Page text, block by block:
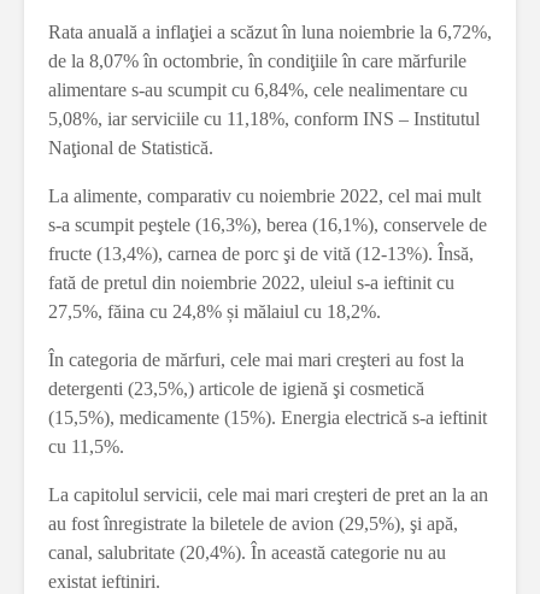
Rata anuală a inflaţiei a scăzut în luna noiembrie la 6,72%,
de la 8,07% în octombrie, în condiţiile în care mărfurile
alimentare s-au scumpit cu 6,84%, cele nealimentare cu
5,08%, iar serviciile cu 11,18%, conform INS – Institutul
Naţional de Statistică.
La alimente, comparativ cu noiembrie 2022, cel mai mult
s-a scumpit peştele (16,3%), berea (16,1%), conservele de
fructe (13,4%), carnea de porc şi de vită (12-13%). Însă,
fată de pretul din noiembrie 2022, uleiul s-a ieftinit cu
27,5%, făina cu 24,8% și mălaiul cu 18,2%.
În categoria de mărfuri, cele mai mari creşteri au fost la
detergenti (23,5%,) articole de igienă şi cosmetică
(15,5%), medicamente (15%). Energia electrică s-a ieftinit
cu 11,5%.
La capitolul servicii, cele mai mari creşteri de pret an la an
au fost înregistrate la biletele de avion (29,5%), şi apă,
canal, salubritate (20,4%). În această categorie nu au
existat ieftiniri.